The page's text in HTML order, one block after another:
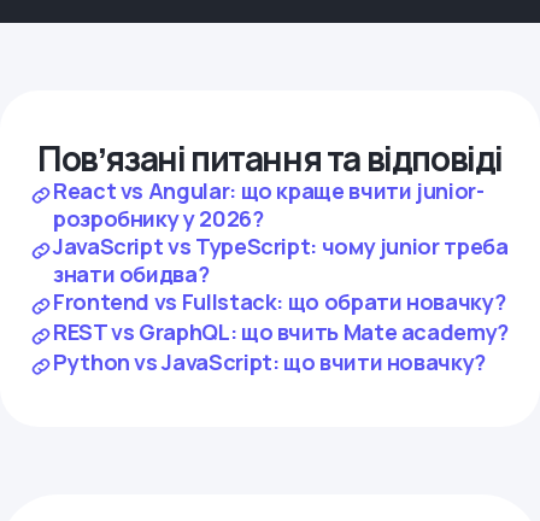
Повʼязані питання та відповіді
React vs Angular: що краще вчити junior-
розробнику у 2026?
JavaScript vs TypeScript: чому junior треба
знати обидва?
Frontend vs Fullstack: що обрати новачку?
REST vs GraphQL: що вчить Mate academy?
Python vs JavaScript: що вчити новачку?